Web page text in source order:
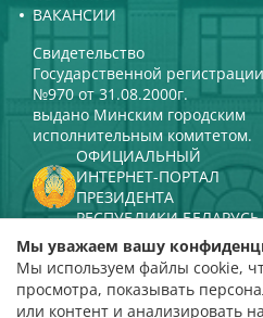
ВАКАНСИИ
Свидетельство
Государственной регистрации
№970 от 31.08.2000г.
выдано Минским городским
исполнительным комитетом.
ОФИЦИАЛЬНЫЙ
ИНТЕРНЕТ-ПОРТАЛ
ПРЕЗИДЕНТА
РЕСПУБЛИКИ БЕЛАРУСЬ
МИНИСТЕРСТВО
РЕСПУБЛИКИ БЕЛАРУСЬ
ПОРТАЛ
РЕЙТИНГОВОЙ ОЦЕНКИ
Мы уважаем вашу
Мы используем файлы cookie,
просмотра, показывать
или контент и анализировать